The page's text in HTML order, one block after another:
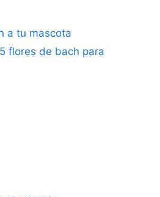
a tu mascota
flores de bach para